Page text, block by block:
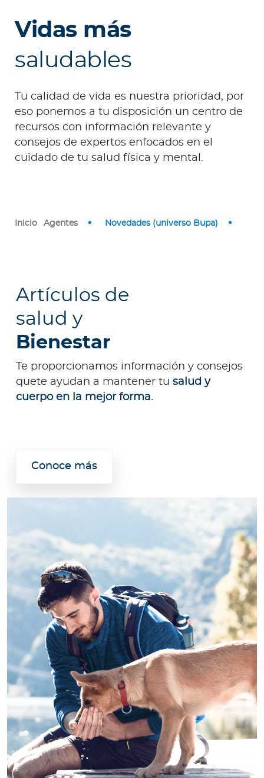
r
Para Clientes
Para Agentes
Contáctanos
Vidas más
saludables
Tu calidad de vida es nuestra prioridad, por
eso ponemos a tu disposición un centro de
recursos con información relevante y
consejos de expertos enfocados en el
cuidado de tu salud física y mental.
Inicio Agentes Novedades (universo Bupa)
Artículos de
salud y
Bienestar
Te proporcionamos información y consejos
quete ayudan a mantener tu salud y
cuerpo en la mejor forma.
Conoce más